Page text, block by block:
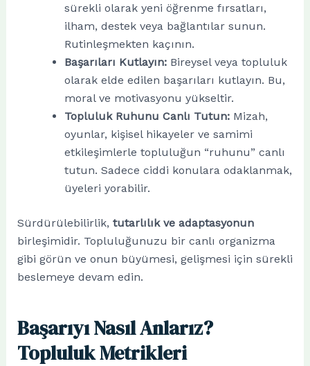
sürekli olarak yeni öğrenme fırsatları,
ilham, destek veya bağlantılar sunun.
Rutinleşmekten kaçının.
Başarıları Kutlayın:Bireysel veya topluluk
olarak elde edilen başarıları kutlayın. Bu,
moral ve motivasyonu yükseltir.
Topluluk Ruhunu Canlı Tutun:Mizah,
oyunlar, kişisel hikayeler ve samimi
etkileşimlerle topluluğun “ruhunu” canlı
tutun. Sadece ciddi konulara odaklanmak,
üyeleri yorabilir.
Sürdürülebilirlik, tutarlılık ve adaptasyonun
birleşimidir. Topluluğunuzu bir canlı organizma
gibi görün ve onun büyümesi, gelişmesi için sürekli
beslemeye devam edin.
Başarıyı Nasıl Anlarız?
Topluluk Metrikleri